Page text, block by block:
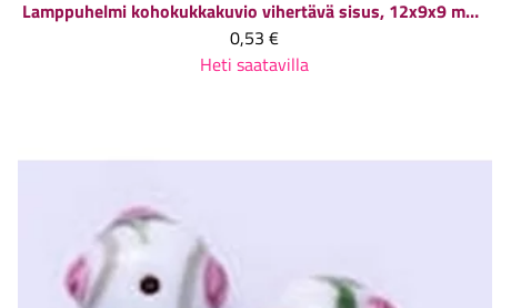
Lamppuhelmi kohokukkakuvio vihertävä sisus, 12x9x9 mm, 1 kpl
0,53 €
Heti saatavilla